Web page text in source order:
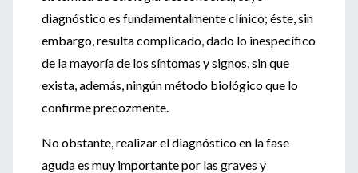
diagnóstico es fundamentalmente clínico; éste, sin
embargo, resulta complicado, dado lo inespecífico
de la mayoría de los síntomas y signos, sin que
exista, además, ningún método biológico que lo
confirme precozmente.
No obstante, realizar el diagnóstico en la fase
aguda es muy importante por las graves y